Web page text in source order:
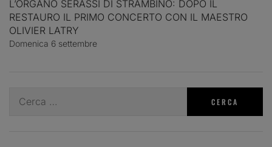
L’ORGANO SERASSI DI STRAMBINO: DOPO IL
RESTAURO IL PRIMO CONCERTO CON IL MAESTRO
OLIVIER LATRY
Domenica 6 settembre
per: